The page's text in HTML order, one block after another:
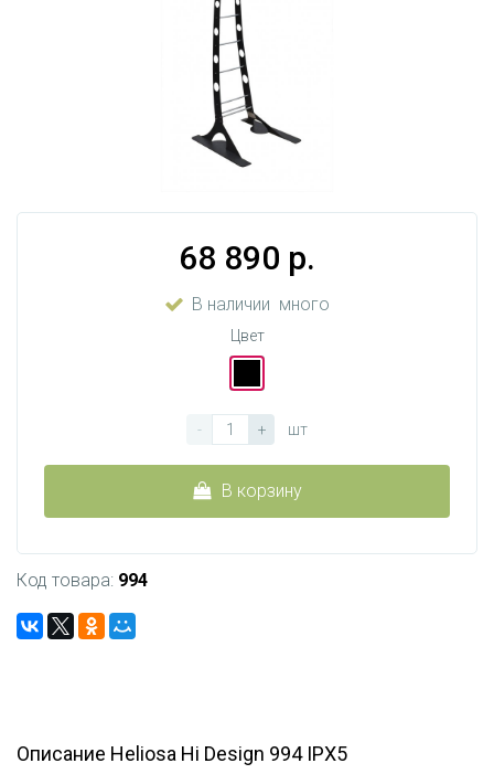
Код товара: 994
68 890 р.
В наличии много
Цвет
- + шт
В корзину
Описание Heliosa Hi Design 994 IPX5